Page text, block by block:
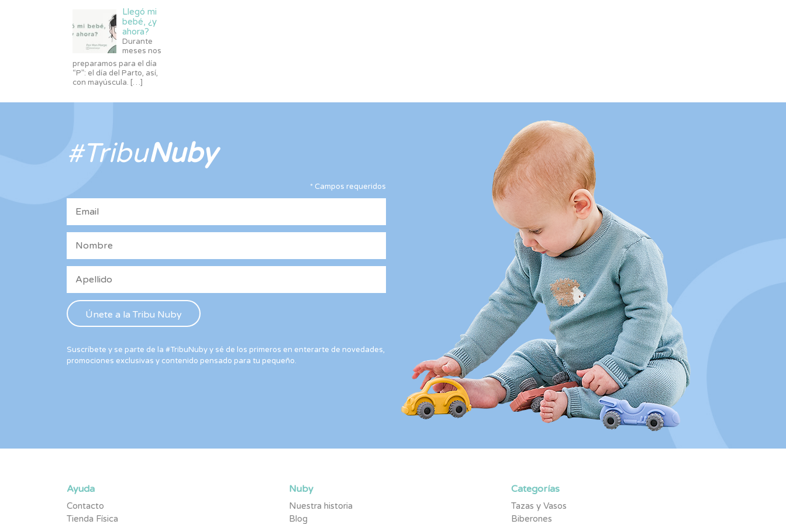
Llegó mi
bebé, ¿y
ahora?
Durante
meses nos
preparamos para el día
“P”: el día del Parto, así,
con mayúscula. […]
#TribuNuby
* Campos requeridos
Suscríbete y se parte de la #TribuNuby y sé de los primeros en enterarte de novedades,
promociones exclusivas y contenido pensado para tu pequeño.
Ayuda
Contacto
Tienda Física
Nuby
Nuestra historia
Blog
Categorías
Tazas y Vasos
Biberones